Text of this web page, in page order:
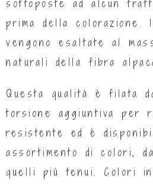
sottoposte ad alcun
prima della colorazione.
vengono esaltate al
naturali della fibra
Questa qualità è filata
torsione aggiuntiva per
resistente ed è
assortimento di colori,
quelli più tenui. Colori